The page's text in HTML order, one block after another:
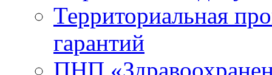
Территориальная
гарантий